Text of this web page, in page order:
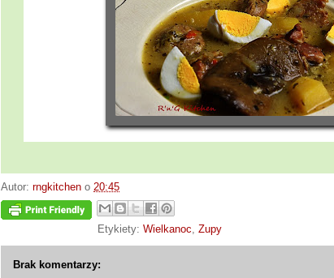
Autor: rngkitchen o 20:45
Etykiety: Wielkanoc, Zupy
Brak komentarzy: